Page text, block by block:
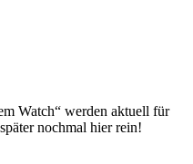
Watch“ werden aktuell für
nochmal hier rein!